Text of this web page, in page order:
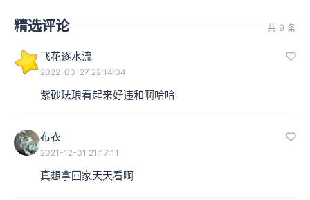
精选评论 共 9 条
飞花逐水流
2022-03-27 22:14:04
紫砂珐琅看起来好违和啊哈哈
布衣
2021-12-01 21:17:11
真想拿回家天天看啊